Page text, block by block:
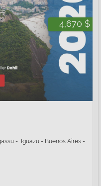
4,670 $
- Iguazu - Buenos Aires -